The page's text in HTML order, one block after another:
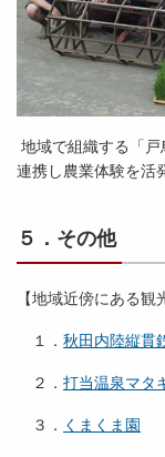
地域で組織する「
連携し農業体験を活
５．その他
【地域近傍にある観
１． 秋田内陸縦貫
２． 打当温泉マタ
３． くまくま園